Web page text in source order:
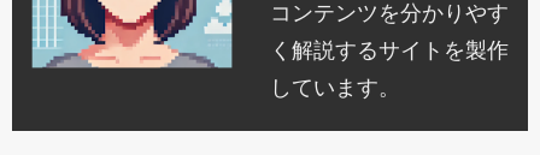
コンテンツを分かりやす
く解説するサイトを製作
しています。